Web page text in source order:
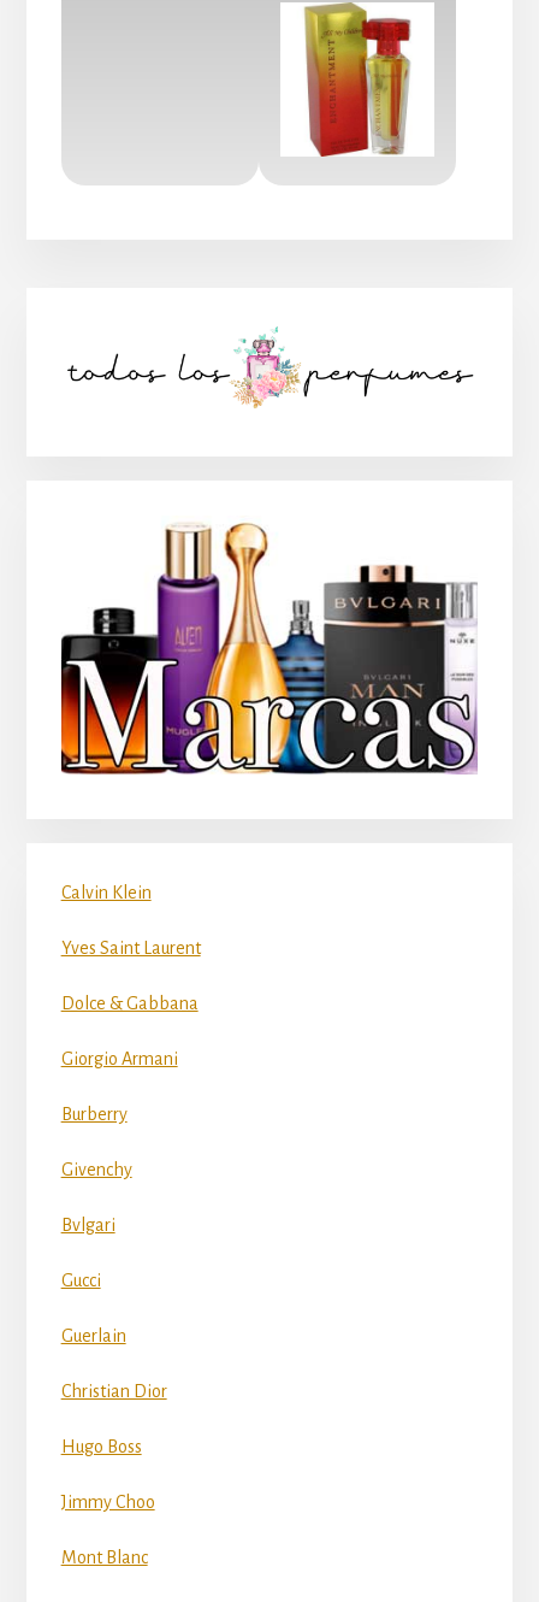
lateral
Calvin Klein
Yves Saint Laurent
Dolce & Gabbana
Giorgio Armani
Burberry
Givenchy
Bvlgari
Gucci
Guerlain
Christian Dior
Hugo Boss
Jimmy Choo
Mont Blanc